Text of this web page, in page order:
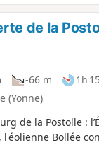
de la
-66 m 1h 15
(Yonne)
de la Postolle :
l'éolienne Bollée